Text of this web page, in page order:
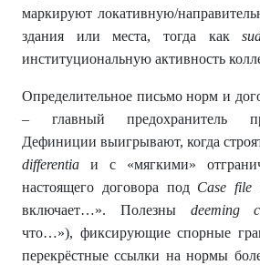
маркируют локативную/
здания или места, тогда как
институциональную активность
Определительное письмо норм и
– главный предохранитель
Дефиниции выигрывают, когда
differentia и с «мягкими»
настоящего договора под Case file
включает…». Полезны deeming
что…»), фиксирующие спорные
перекрёстные ссылки на нормы